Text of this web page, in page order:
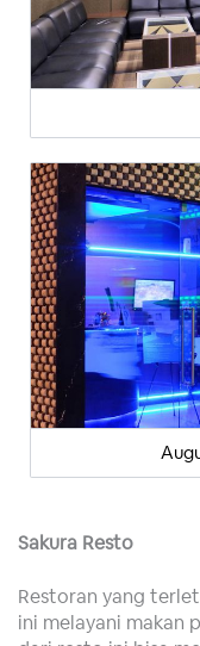
Sakura Resto
Restoran yang
ini melayani makan